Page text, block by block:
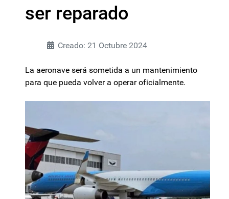
ser reparado
Creado: 21 Octubre 2024
La aeronave será sometida a un mantenimiento
para que pueda volver a operar oficialmente.